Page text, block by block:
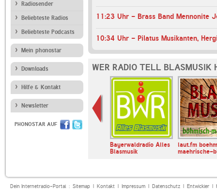
Radiosender
Beliebteste Radios
Beliebteste Podcasts
Mein phonostar
Downloads
Hilfe & Kontakt
Newsletter
PHONOSTAR AUF
11:23 Uhr - Brass Band Mennonite
10:34 Uhr - Pilatus Musikanten,
WER RADIO TELL BLASMUSIK
Bayerwaldradio Alles
Blasmusik
laut.fm
maehrische-
Dein Internetradio-Portal : Sitemap| Kontakt| Impressum| Datenschutz| Entwickler|